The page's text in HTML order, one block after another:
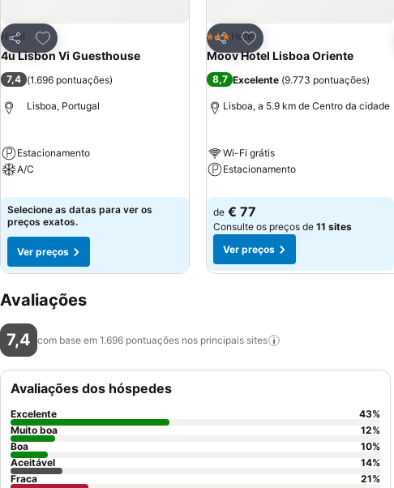
Partilhar
Adicionar aos favoritos
Hotel
4u Lisbon Vi Guesthouse
7,4 (1.696 pontuações)
Lisboa, Portugal
Estacionamento
A/C
Selecione as datas para ver os
preços exatos.
Ver preços
Partilhar
Adicionar aos favoritos
3 Estrelas
Hotel
Moov Hotel Lisboa Oriente
8,7 Excelente (9.773 pontuações)
Lisboa, a 5.9 km de Centro da cidade
Wi-Fi grátis
Estacionamento
de € 77
Consulte os preços de 11 sites
Ver preços
Avaliações
7,4 com base em 1.696 pontuações nos principais sites
Avaliações dos hóspedes
Excelente 43%
Muito boa
12%
Boa
10%
Aceitável
14%
Fraca
21%